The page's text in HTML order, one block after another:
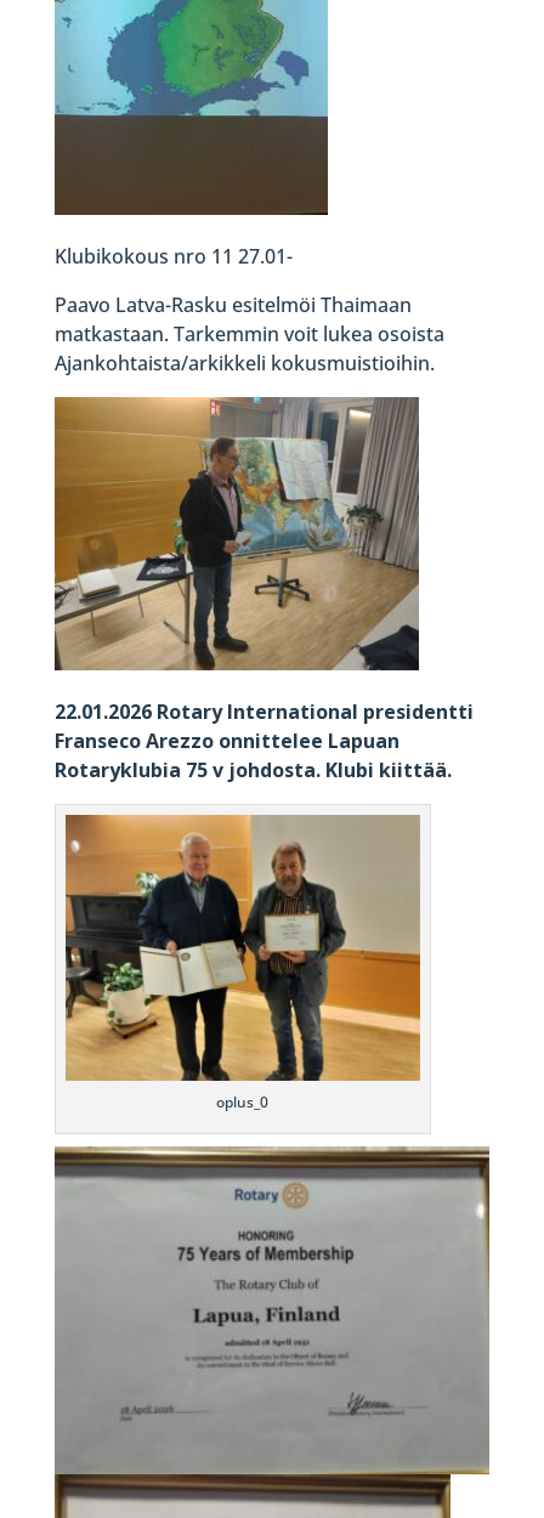
Klubikokous nro 11 27.01-
Paavo Latva-Rasku esitelmöi Thaimaan
matkastaan. Tarkemmin voit lukea osoista
Ajankohtaista/arkikkeli kokusmuistioihin.
22.01.2026 Rotary International presidentti
Franseco Arezzo onnittelee Lapuan
Rotaryklubia 75 v johdosta. Klubi kiittää.
oplus_0